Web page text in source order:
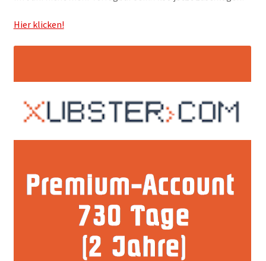
File.al
Widerrufsbelehrung
Hier klicken!